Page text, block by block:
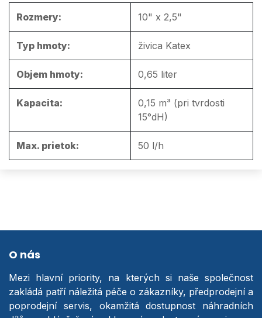
Rozmery: 10" x 2,5"
Typ hmoty: živica Katex
Objem hmoty: 0,65 liter
Kapacita:
0,15 m³ (pri tvrdosti
15°dH)
Max. prietok: 50 l/h
O nás
Mezi hlavní priority, na kterých si naše společnost
zakládá patří náležitá péče o zákazníky, předprodejní a
poprodejní servis, okamžitá dostupnost náhradních